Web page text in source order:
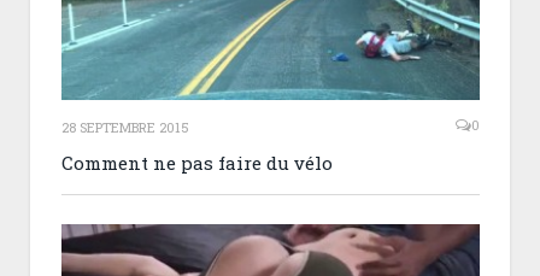
28 SEPTEMBRE 2015 0
Comment ne pas faire du vélo